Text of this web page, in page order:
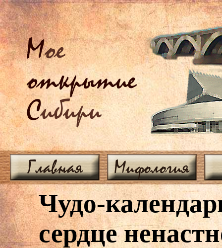
Мое
открытие
Сибири
Главная Мифология
Чудо-
сердце